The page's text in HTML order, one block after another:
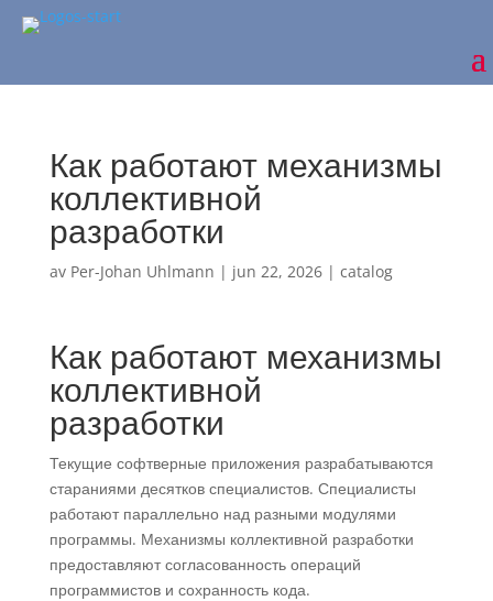
Как работают механизмы
коллективной
разработки
av Per-Johan Uhlmann | jun 22, 2026| catalog
Как работают механизмы
коллективной
разработки
Текущие софтверные приложения разрабатываются
стараниями десятков специалистов. Специалисты
работают параллельно над разными модулями
программы. Механизмы коллективной разработки
предоставляют согласованность операций
программистов и сохранность кода.